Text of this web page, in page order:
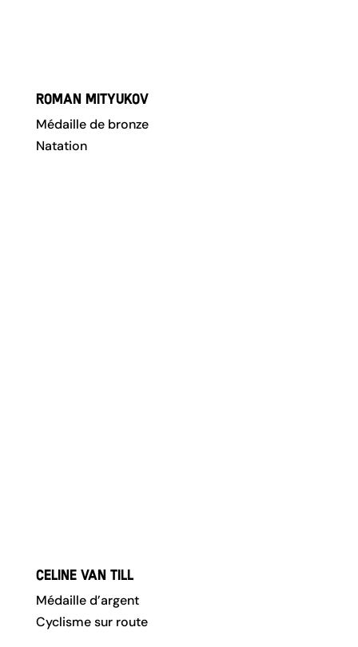
Roman Mityukov
Médaille de bronze
Natation
Celine van Till
Médaille d’argent
Cyclisme sur route